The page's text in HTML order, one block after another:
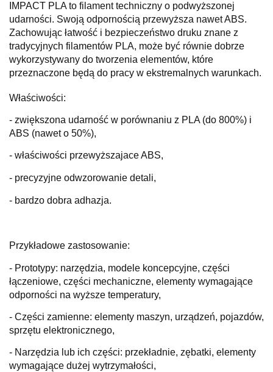
IMPACT PLA to filament techniczny o podwyższonej
udarności. Swoją odpornością przewyższa nawet ABS.
Zachowując łatwość i bezpieczeństwo druku znane z
tradycyjnych filamentów PLA, może być równie dobrze
wykorzystywany do tworzenia elementów, które
przeznaczone będą do pracy w ekstremalnych warunkach.
Właściwości:
- zwiększona udarność w porównaniu z PLA (do 800%) i
ABS (nawet o 50%),
- właściwości przewyższajace ABS,
- precyzyjne odwzorowanie detali,
- bardzo dobra adhazja.
Przykładowe zastosowanie:
- Prototypy: narzędzia, modele koncepcyjne, części
łączeniowe, części mechaniczne, elementy wymagające
odporności na wyższe temperatury,
- Części zamienne: elementy maszyn, urządzeń, pojazdów,
sprzętu elektronicznego,
- Narzędzia lub ich części: przekładnie, zębatki, elementy
wymagające dużej wytrzymałości,